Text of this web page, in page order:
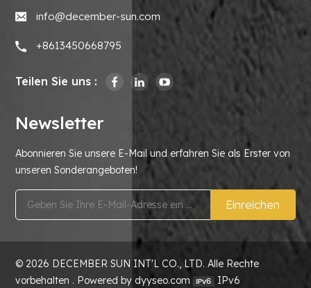
info@december-sun.com
+8613450668795
Teilen Sie uns :
Newsletter
Abonnieren Sie unsere E-Mail und erfahren Sie als Erster von
unseren Sonderangeboten!
Einreichen
© 2026 DECEMBER SUN INT'L CO., LTD. Alle Rechte
vorbehalten . Powered by dyyseo.com
IPv6